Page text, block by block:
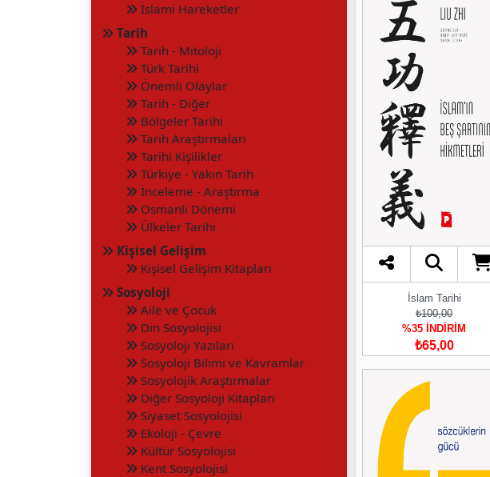
İslami Hareketler
Tarih
Tarih - Mitoloji
Türk Tarihi
Önemli Olaylar
Tarih - Diğer
Bölgeler Tarihi
Tarih Araştırmaları
Tarihi Kişilikler
Türkiye - Yakın Tarih
İnceleme - Araştırma
Osmanlı Dönemi
Ülkeler Tarihi
Kişisel Gelişim
Kişisel Gelişim Kitapları
Sosyoloji
Aile ve Çocuk
Din Sosyolojisi
Sosyoloji Yazıları
Sosyoloji Bilimi ve Kavramlar
Sosyolojik Araştırmalar
Diğer Sosyoloji Kitapları
Siyaset Sosyolojisi
Ekoloji - Çevre
Kültür Sosyolojisi
Kent Sosyolojisi
İslam Tarihi
₺100,00
%35 İNDİRİM
₺65,00